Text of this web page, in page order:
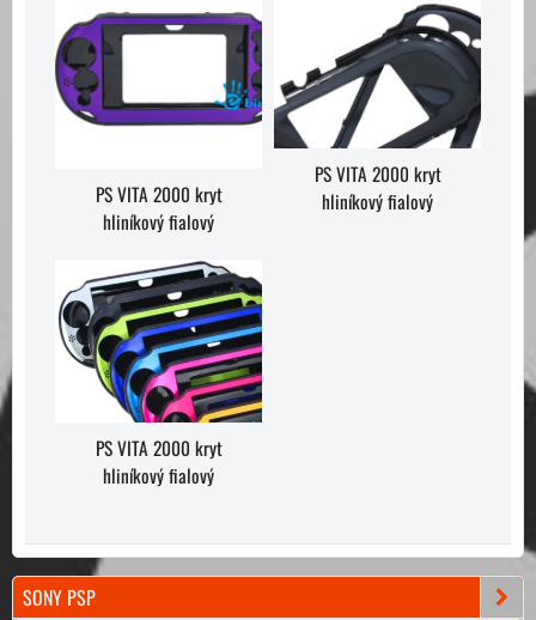
PS VITA 2000 kryt
hliníkový fialový
PS VITA 2000 kryt
hliníkový fialový
PS VITA 2000 kryt
hliníkový fialový
SONY PSP